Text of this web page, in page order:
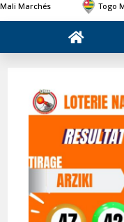
Mali Marchés
Togo